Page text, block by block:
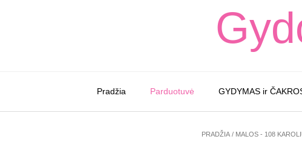
Pradžia Parduotuvė GYDYMAS ir
PRADŽIA / MALOS - 108